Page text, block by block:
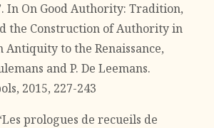
In On Good Authority: Tradition,
the Construction of Authority in
to the Renaissance,
and P. De Leemans.
2015, 227-243
prologues de recueils de